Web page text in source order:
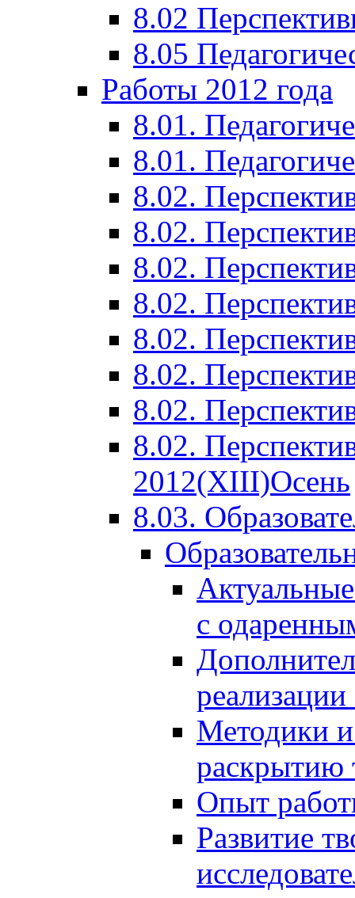
8.02
8.05
Работы 2012 года
8.01.
8.01.
8.02.
8.02.
8.02.
8.02.
8.02.
8.02.
8.02.
8.02.
2012(XIII)Осень
8.03.
с
Методики
раскрытию
Опыт
Развитие